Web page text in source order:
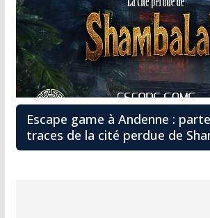
Escape game à Andenne :
traces de la cité perdue de